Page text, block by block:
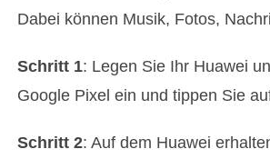
Dabei können Musik, Fotos,
Schritt 1: Legen Sie Ihr Huawei
Google Pixel ein und tippen Sie
Schritt 2: Auf dem Huawei